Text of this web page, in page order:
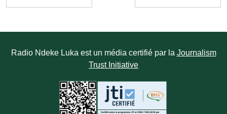
Radio Ndeke Luka est un média certifié par la Journalism
Trust Initiative